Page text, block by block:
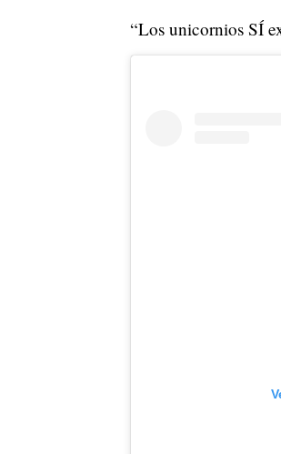
“Los unicornios SÍ